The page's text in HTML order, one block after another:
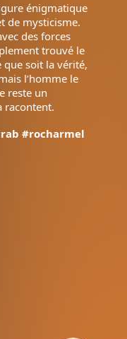
énigmatique
de mysticisme.
des forces
trouvé le
soit la vérité,
l’homme le
reste un
racontent.
#rocharmel